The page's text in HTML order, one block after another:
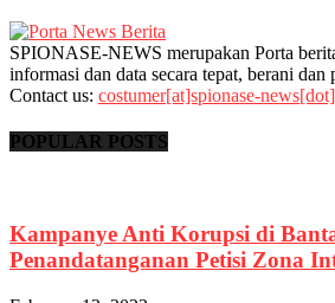
SPIONASE-NEWS merupakan Porta
informasi dan data secara tepat, berani dan
Contact us: costumer[at]spionase-
POPULAR POSTS
Kampanye Anti Korupsi di
Penandatanganan Petisi Zona